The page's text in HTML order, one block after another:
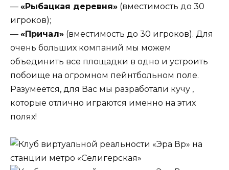
— «Рыбацкая деревня» (вместимость до 30
игроков);
— «Причал» (вместимость до 30 игроков). Для
очень больших компаний мы можем
объединить все площадки в одно и устроить
побоище на огромном пейнтбольном поле.
Разумеется, для Вас мы разработали кучу ,
которые отлично играются именно на этих
полях!